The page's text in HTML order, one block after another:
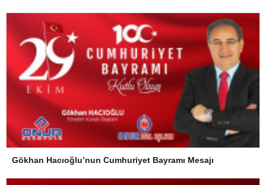
Gökhan Hacıoğlu’nun Cumhuriyet Bayramı Mesajı